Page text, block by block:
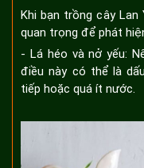
Khi bạn trồng cây Lan
quan trọng để phát
- Lá héo và nở yếu:
điều này có thể là
tiếp hoặc quá ít nước.